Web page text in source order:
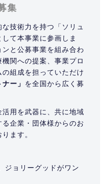
集
技術力を持つ「ソリュ
て本事業に参画しま
と公募事業を組み合わ
関への提案、事業プロ
組成を担っていただけ
ー」 を全国から広く募
用を武器に、共に地域
企業・団体様からのお
ます。
ジョリーグッドがワン